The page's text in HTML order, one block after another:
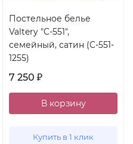
Постельное белье
Valtery "C-551",
семейный, сатин (C-551-
1255)
7 250 ₽
В корзину
Купить в 1 клик